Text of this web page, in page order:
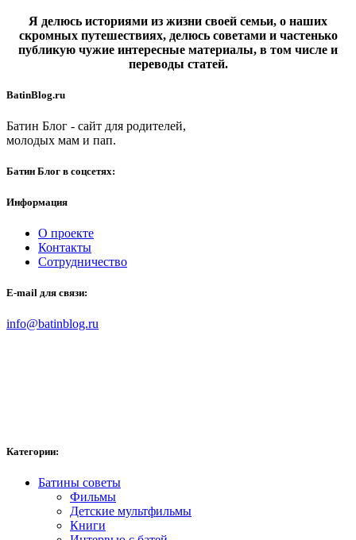
Я делюсь историями из жизни своей семьи, о наших
скромных путешествиях, делюсь советами и частенько
публикую чужие интересные материалы, в том числе и
переводы статей.
BatinBlog.ru
Батин Блог - сайт для родителей,
молодых мам и пап.
Батин Блог в соцсетях:
Информация
О проекте
Контакты
Сотрудничество
E-mail для связи:
info@batinblog.ru
Категории:
Батины советы
Фильмы
Детские мультфильмы
Книги